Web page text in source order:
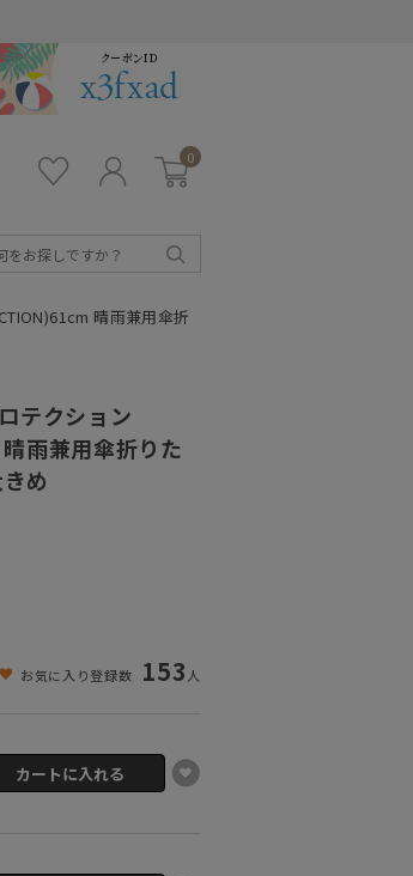
イ
ン
0
晴雨兼用傘折
テクション
雨兼用傘折りた
め
お気に入り登録数 153 人